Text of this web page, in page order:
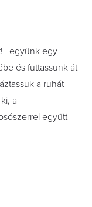
Tegyünk egy
és futtassunk át
a ruhát
a
együtt